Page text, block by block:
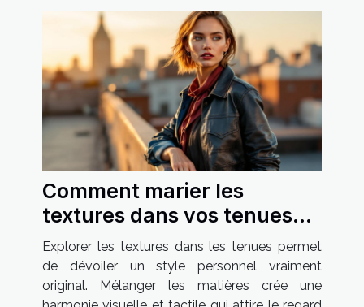
Comment marier les
textures dans vos tenues
pour un style unique ?
Explorer les textures dans les tenues permet
de dévoiler un style personnel vraiment
original. Mélanger les matières crée une